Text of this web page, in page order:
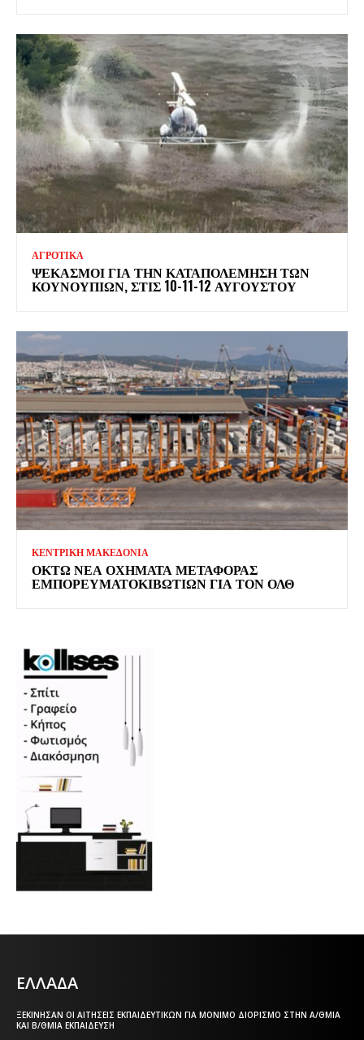
ΑΓΡΟΤΙΚΑ
ΨΕΚΑΣΜΟΊ ΓΙΑ ΤΗΝ ΚΑΤΑΠΟΛΈΜΗΣΗ ΤΩΝ
ΚΟΥΝΟΥΠΙΏΝ, ΣΤΙΣ 10-11-12 ΑΥΓΟΎΣΤΟΥ
ΚΕΝΤΡΙΚΗ ΜΑΚΕΔΟΝΙΑ
ΟΚΤΏ ΝΈΑ ΟΧΉΜΑΤΑ ΜΕΤΑΦΟΡΆΣ
ΕΜΠΟΡΕΥΜΑΤΟΚΙΒΩΤΊΩΝ ΓΙΑ ΤΟΝ ΟΛΘ
ΕΛΛΑΔΑ
ΞΕΚΊΝΗΣΑΝ ΟΙ ΑΙΤΉΣΕΙΣ ΕΚΠΑΙΔΕΥΤΙΚΏΝ ΓΙΑ ΜΌΝΙΜΟ ΔΙΟΡΙΣΜΌ ΣΤΗΝ Α/ΘΜΙΑ
ΚΑΙ Β/ΘΜΙΑ ΕΚΠΑΊΔΕΥΣΗ